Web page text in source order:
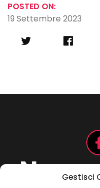
Gestisci
POSTED ON:
19 Settembre 2023
Non